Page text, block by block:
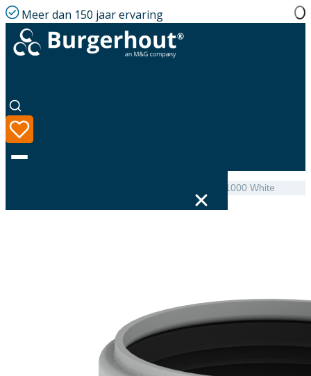
Meer dan 150 jaar ervaring
Safe-PP Extension PP 80 L=1000 White